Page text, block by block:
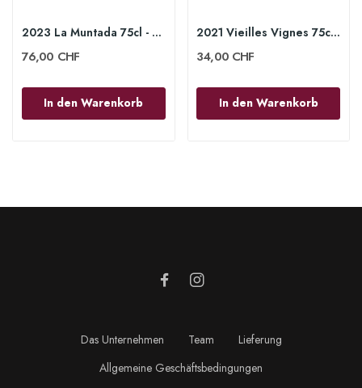
2023 La Muntada 75cl - Domaine Gauby
76,00 CHF
In den Warenkorb
2021 Vieilles Vignes 75cl - Domaine Gauby
34,00 CHF
In den Warenkorb
Das Unternehmen Team
Lieferung
Allgemeine Geschäftsbedingungen